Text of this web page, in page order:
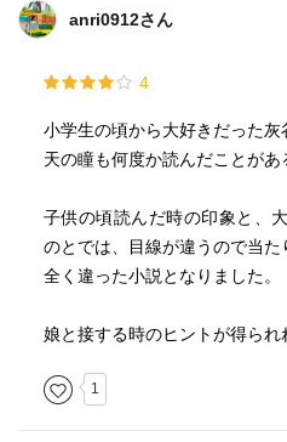
anri0912さん
4
小学生の頃から大好きだった灰
天の瞳も何度か読んだことがあ
子供の頃読んだ時の印象と、
のとでは、目線が違うので当た
全く違った小説となりました。
娘と接する時のヒントが得られ
1